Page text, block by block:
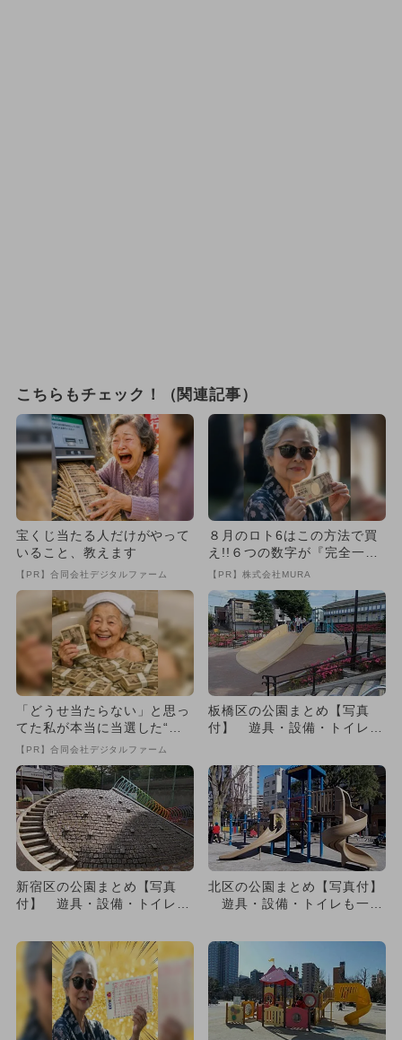
こちらもチェック！（関連記事）
宝くじ当たる人だけがやって
いること、教えます
【PR】合同会社デジタルファーム
８月のロト6はこの方法で買
え!!６つの数字が『完全一
致』する方法
【PR】株式会社MURA
「どうせ当たらない」と思っ
てた私が本当に当選した“買
い方”がこれ
【PR】合同会社デジタルファーム
板橋区の公園まとめ【写真
付】 遊具・設備・トイレも
新宿区の公園まとめ【写真
付】 遊具・設備・トイレも
北区の公園まとめ【写真付】
遊具・設備・トイレも一挙